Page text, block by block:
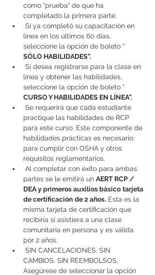
como "prueba" de que ha
completado la primera parte.
línea en los últimos 60 días,
seleccione la opción de boleto “
SÓLO HABILIDADES”.
línea y obtener las habilidades,
seleccione la opción de boleto “
CURSO Y HABILIDADES EN LÍNEA”.
practique las habilidades de RCP
para este curso. Este componente de
habilidades prácticas es necesario
para cumplir con OSHA y otros
requisitos reglamentarios.
partes se le emitirá un AERT RCP /
DEA y primeros auxilios básico tarjeta
de certificación de 2 años. Esta es la
misma tarjeta de certificación que
recibiría si asistiera a una clase
comunitaria en persona y es válida
por 2 años.
CAMBIOS. SIN REEMBOLSOS.
Asegúrese de seleccionar la opción